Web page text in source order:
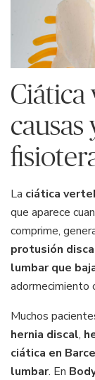
Ciática
La ciática
que aparece
comprime,
protusión
lumbar que
adormecimiento
Muchos
hernia discal,
ciática en
lumbar. En